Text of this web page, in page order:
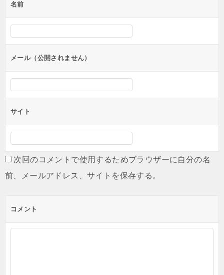
ー
シ
ン
名前
メール（公開されません）
サイト
次回のコメントで使用するためブラウザーに自分の名
前、メールアドレス、サイトを保存する。
コメント